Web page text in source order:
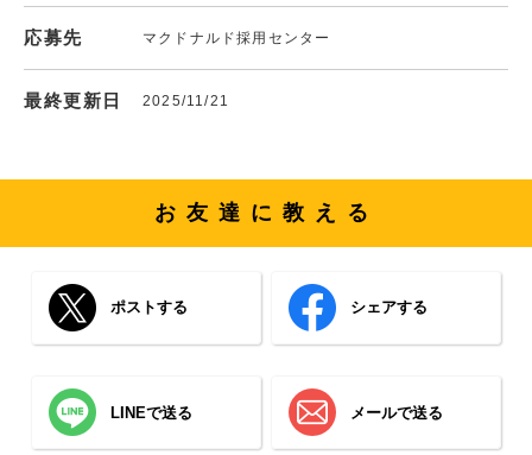
応募先 マクドナルド採用センター
最終更新日 2025/11/21
お友達に教える
ポストする シェアする
LINEで送る メールで送る